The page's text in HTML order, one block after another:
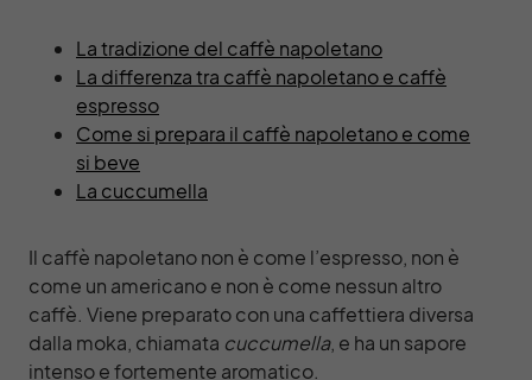
La tradizione del caffè napoletano
La differenza tra caffè napoletano e caffè
espresso
Come si prepara il caffè napoletano e come
si beve
La cuccumella
Il caffè napoletano non è come l’espresso, non è
come un americano e non è come nessun altro
caffè. Viene preparato con una caffettiera diversa
dalla moka, chiamata cuccumella, e ha un sapore
intenso e fortemente aromatico.